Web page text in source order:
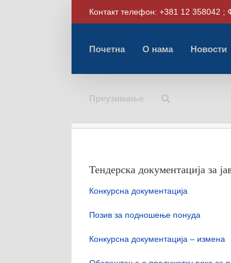
Контакт телефон: +381 12 358042 ;
Почетна О нама Новости
Преузимање
Тендерска документација
Конкурсна документација
Позив за подношење понуда
Конкурсна документација – измена